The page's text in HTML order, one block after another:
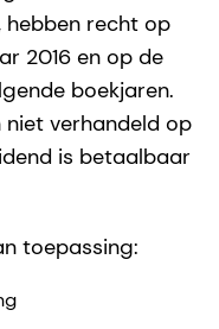
hebben recht op
2016 en op de
boekjaren.
verhandeld op
is betaalbaar
toepassing: